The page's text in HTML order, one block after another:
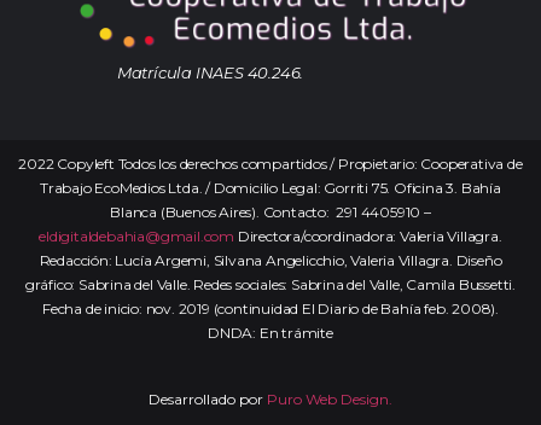
Matrícula INAES 40.246.
2022 Copyleft Todos los derechos compartidos / Propietario: Cooperativa de
Trabajo EcoMedios Ltda. / Domicilio Legal: Gorriti 75. Oficina 3. Bahía
Blanca (Buenos Aires). Contacto: 291 4405910 –
eldigitaldebahia@gmail.com Directora/coordinadora: Valeria Villagra.
Redacción: Lucía Argemi, Silvana Angelicchio, Valeria Villagra. Diseño
gráfico: Sabrina del Valle. Redes sociales: Sabrina del Valle, Camila Bussetti.
Fecha de inicio: nov. 2019 (continuidad El Diario de Bahía feb. 2008).
DNDA: En trámite
Desarrollado por Puro Web Design.